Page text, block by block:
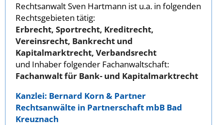
Rechtsanwalt Sven Hartmann ist u.a. in folgenden
Rechtsgebieten tätig:
Erbrecht, Sportrecht, Kreditrecht,
Vereinsrecht, Bankrecht und
Kapitalmarktrecht, Verbandsrecht
und Inhaber folgender Fachanwaltschaft:
Fachanwalt für Bank- und Kapitalmarktrecht
Kanzlei: Bernard Korn & Partner
Rechtsanwälte in Partnerschaft mbB Bad
Kreuznach